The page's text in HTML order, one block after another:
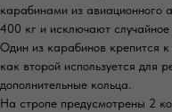
карабинами из авиационного
400 кг и исключают случайное
Один из карабинов крепится
как второй используется для
дополнительные кольца.
На стропе предусмотрены 2